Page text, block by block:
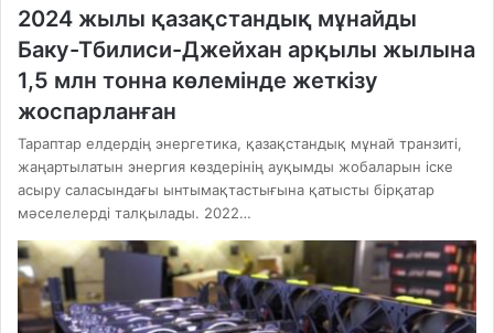
2024 жылы қазақстандық мұнайды
Баку-Тбилиси-Джейхан арқылы жылына
1,5 млн тонна көлемінде жеткізу
жоспарланған
Тараптар елдердің энергетика, қазақстандық мұнай транзиті,
жаңартылатын энергия көздерінің ауқымды жобаларын іске
асыру саласындағы ынтымақтастығына қатысты бірқатар
мәселелерді талқылады. 2022…